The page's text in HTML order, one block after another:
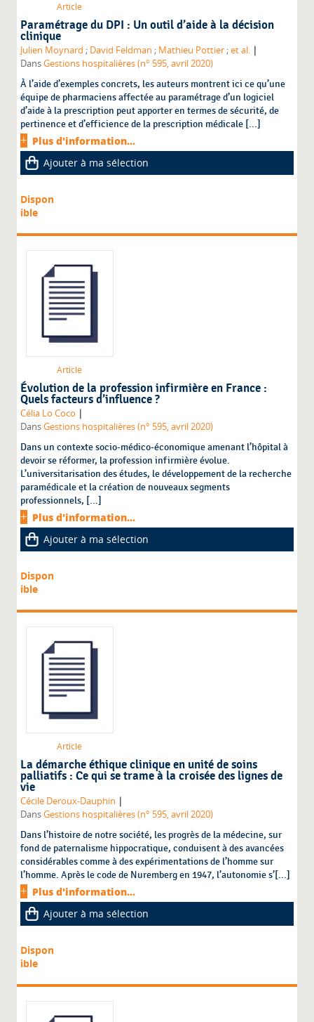
Article
Paramétrage du DPI : Un outil d’aide à la décision
clinique
Julien Moynard ; David Feldman ; Mathieu Pottier ;et al. |
DansGestions hospitalières (n° 595, avril 2020)
À l’aide d’exemples concrets, les auteurs montrent ici ce qu’une
équipe de pharmaciens affectée au paramétrage d’un logiciel
d’aide à la prescription peut apporter en termes de sécurité, de
pertinence et d’efficience de la prescription médicale [...]
Plus d'information...
Ajouter à ma sélection
Dispon
ible
Article
Évolution de la profession infirmière en France :
Quels facteurs d’influence ?
Célia Lo Coco |
DansGestions hospitalières (n° 595, avril 2020)
Dans un contexte socio-médico-économique amenant l’hôpital à
devoir se réformer, la profession infirmière évolue.
L’universitarisation des études, le développement de la recherche
paramédicale et la création de nouveaux segments
professionnels, [...]
Plus d'information...
Ajouter à ma sélection
Dispon
ible
Article
La démarche éthique clinique en unité de soins
palliatifs : Ce qui se trame à la croisée des lignes de
vie
Cécile Deroux-Dauphin |
DansGestions hospitalières (n° 595, avril 2020)
Dans l’histoire de notre société, les progrès de la médecine, sur
fond de paternalisme hippocratique, conduisent à des avancées
considérables comme à des expérimentations de l’homme sur
l’homme. Après le code de Nuremberg en 1947, l’autonomie s’[...]
Plus d'information...
Ajouter à ma sélection
Dispon
ible